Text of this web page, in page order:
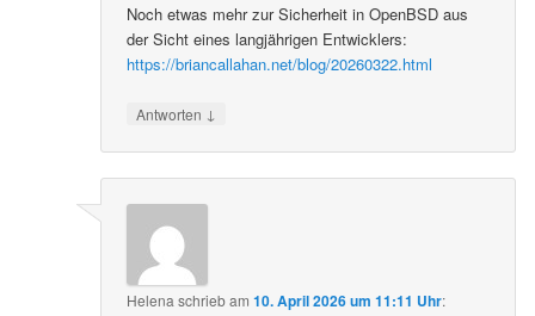
Noch etwas mehr zur Sicherheit in OpenBSD aus
der Sicht eines langjährigen Entwicklers:
https://briancallahan.net/blog/20260322.html
Antworten ↓
Helena schriebam10. April 2026 um 11:11 Uhr: